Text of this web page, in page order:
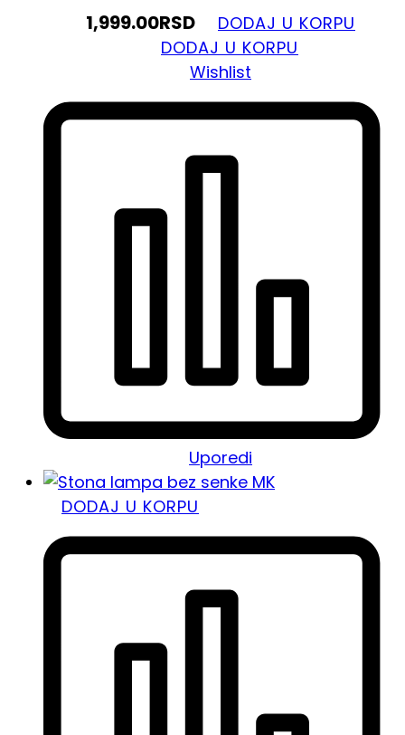
1,999.00RSD
DODAJ U KORPU
DODAJ U KORPU
Wishlist
Uporedi
DODAJ U KORPU